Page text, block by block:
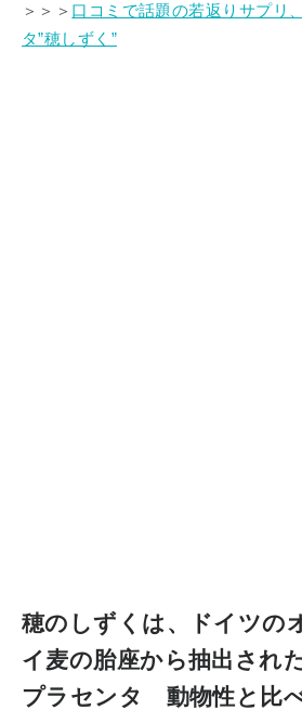
＞＞＞ 口コミで話題の若返りサプリ
タ”穂しずく”
穂のしずくは、ドイツの
イ麦の胎座から抽出され
プラセンタ 動物性と比